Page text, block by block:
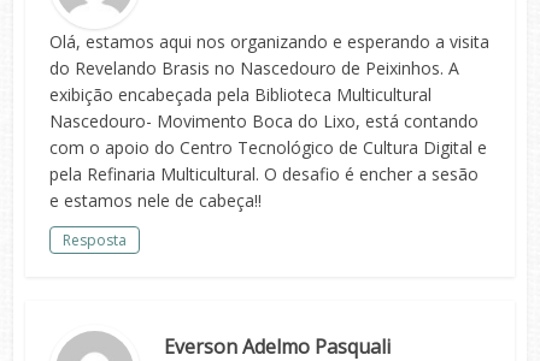
Olá, estamos aqui nos organizando e esperando a visita
do Revelando Brasis no Nascedouro de Peixinhos. A
exibição encabeçada pela Biblioteca Multicultural
Nascedouro- Movimento Boca do Lixo, está contando
com o apoio do Centro Tecnológico de Cultura Digital e
pela Refinaria Multicultural. O desafio é encher a sesão
e estamos nele de cabeça!!
Resposta
Everson Adelmo Pasquali